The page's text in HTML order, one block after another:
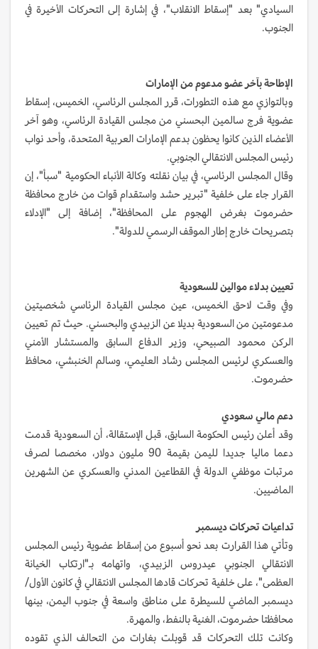
السيادي" بعد "إسقاط الانقلاب"، في إشارة إلى التحركات الأخيرة في
الجنوب.
الإطاحة بآخر عضو مدعوم من الإمارات
وبالتوازي مع هذه التطورات، قرر المجلس الرئاسي، الخميس، إسقاط
عضوية فرج سالمين البحسني من مجلس القيادة الرئاسي، وهو آخر
الأعضاء الذين كانوا يحظون بدعم الإمارات العربية المتحدة، وأحد نواب
رئيس المجلس الانتقالي الجنوبي.
وقال المجلس الرئاسي، في بيان نقلته وكالة الأنباء الحكومية "سبأ"، إن
القرار جاء على خلفية "تبرير حشد واستقدام قوات من خارج محافظة
حضرموت بغرض الهجوم على المحافظة"، إضافة إلى "الإدلاء
بتصريحات خارج إطار الموقف الرسمي للدولة".
تعيين بدلاء موالين للسعودية
وفي وقت لاحق الخميس، عين مجلس القيادة الرئاسي شخصيتين
مدعومتين من السعودية بديلا عن الزبيدي والبحسني. حيث تم تعيين
الركن محمود الصبيحي، وزير الدفاع السابق والمستشار الأمني
والعسكري لرئيس المجلس رشاد العليمي، وسالم الخنبشي، محافظ
حضرموت.
دعم مالي سعودي
وقد أعلن رئيس الحكومة السابق، قبل الإستقالة، أن السعودية قدمت
دعما ماليا جديدا لليمن بقيمة 90 مليون دولار، مخصصا لصرف
مرتبات موظفي الدولة في القطاعين المدني والعسكري عن الشهرين
الماضيين.
تداعيات تحركات ديسمبر
وتأتي هذا القرارت بعد نحو أسبوع من إسقاط عضوية رئيس المجلس
الانتقالي الجنوبي عيدروس الزبيدي، واتهامه بـ"ارتكاب الخيانة
العظمى"، على خلفية تحركات قادها المجلس الانتقالي في كانون الأول/
ديسمبر الماضي للسيطرة على مناطق واسعة في جنوب اليمن، بينها
محافظتا حضرموت، الغنية بالنفط، والمهرة.
وكانت تلك التحركات قد قوبلت بغارات من التحالف الذي تقوده